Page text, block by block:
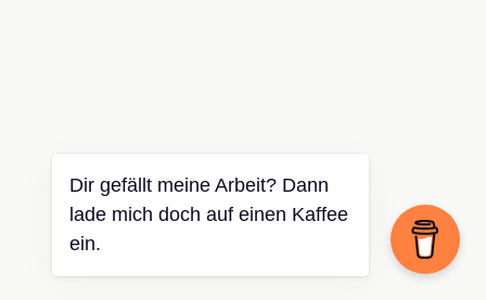
Dir gefällt meine Arbeit? Dann
lade mich doch auf einen Kaffee
ein.